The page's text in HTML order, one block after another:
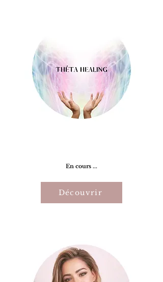
En cours ...
Découvrir